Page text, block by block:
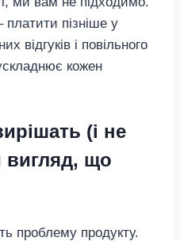
пізніше у
відгуків і повільного
кожен
(і не
вигляд, що
проблему продукту.